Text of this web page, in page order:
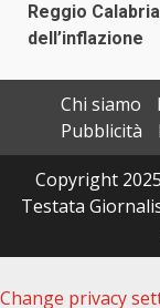
Reggio
dell’inflazione
Chi siamo
Pubblicità
Copyright
Testata
Change privacy